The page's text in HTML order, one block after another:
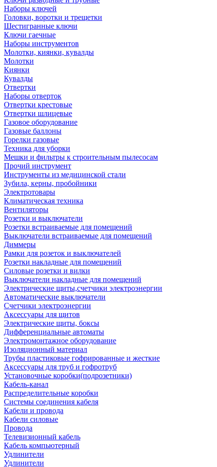
Наборы ключей
Головки, воротки и трещетки
Шестигранные ключи
Ключи гаечные
Наборы инструментов
Молотки, киянки, кувалды
Молотки
Киянки
Кувалды
Отвертки
Наборы отверток
Отвертки крестовые
Отвертки шлицевые
Газовое оборудование
Газовые баллоны
Горелки газовые
Техника для уборки
Мешки и фильтры к строительным пылесосам
Прочий инструмент
Инструменты из медицинской стали
Зубила, керны, пробойники
Электротовары
Климатическая техника
Вентиляторы
Розетки и выключатели
Розетки встраиваемые для помещений
Выключатели встраиваемые для помещений
Диммеры
Рамки для розеток и выключателей
Розетки накладные для помещений
Силовые розетки и вилки
Выключатели накладные для помещений
Электрические щиты,счетчики электроэнергии
Автоматические выключатели
Счетчики электроэнергии
Аксессуары для щитов
Электрические щиты, боксы
Дифференциальные автоматы
Электромонтажное оборудование
Изоляционный материал
Трубы пластиковые гофрированные и жесткие
Аксессуары для труб и гофротруб
Установочные коробки(подрозетники)
Кабель-канал
Распределительные коробки
Системы соединения кабеля
Кабели и провода
Кабели силовые
Провода
Телевизионный кабель
Кабель компьютерный
Удлинители
Удлинители